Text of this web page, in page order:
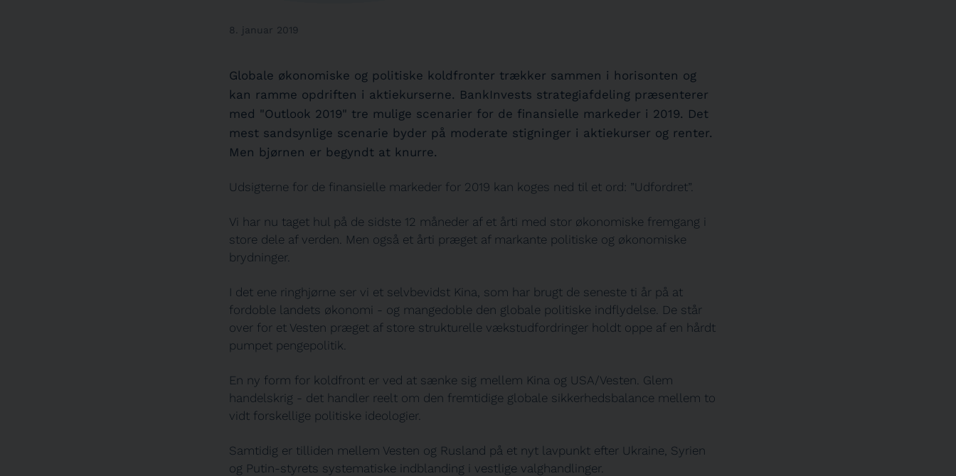
8. januar 2019
Globale økonomiske og politiske koldfronter trækker sammen i horisonten og
kan ramme opdriften i aktiekurserne. BankInvests strategiafdeling præsenterer
med "Outlook 2019" tre mulige scenarier for de finansielle markeder i 2019. Det
mest sandsynlige scenarie byder på moderate stigninger i aktiekurser og renter.
Men bjørnen er begyndt at knurre.
Udsigterne for de finansielle markeder for 2019 kan koges ned til et ord: ”Udfordret”.
Vi har nu taget hul på de sidste 12 måneder af et årti med stor økonomiske fremgang i
store dele af verden. Men også et årti præget af markante politiske og økonomiske
brydninger.
I det ene ringhjørne ser vi et selvbevidst Kina, som har brugt de seneste ti år på at
fordoble landets økonomi - og mangedoble den globale politiske indflydelse. De står
over for et Vesten præget af store strukturelle vækstudfordringer holdt oppe af en hårdt
pumpet pengepolitik.
En ny form for koldfront er ved at sænke sig mellem Kina og USA/Vesten. Glem
handelskrig - det handler reelt om den fremtidige globale sikkerhedsbalance mellem to
vidt forskellige politiske ideologier.
Samtidig er tilliden mellem Vesten og Rusland på et nyt lavpunkt efter Ukraine, Syrien
og Putin-styrets systematiske indblanding i vestlige valghandlinger.